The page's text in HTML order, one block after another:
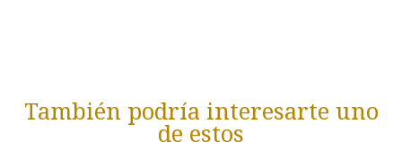
También podría interesarte uno
de estos